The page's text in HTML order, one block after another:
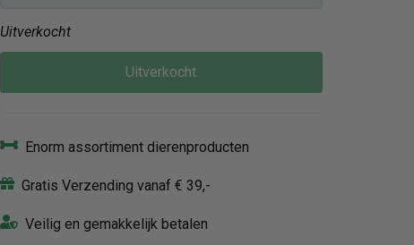
Uitverkocht
Uitverkocht
Enorm assortiment dierenproducten
Gratis Verzending vanaf € 39,-
Veilig en gemakkelijk betalen